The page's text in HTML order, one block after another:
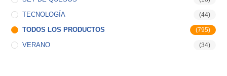
TECNOLOGÍA (44)
TODOS LOS PRODUCTOS (795)
VERANO (34)